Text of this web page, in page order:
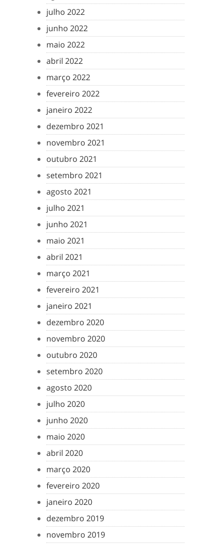
julho 2022
junho 2022
maio 2022
abril 2022
março 2022
fevereiro 2022
janeiro 2022
dezembro 2021
novembro 2021
outubro 2021
setembro 2021
agosto 2021
julho 2021
junho 2021
maio 2021
abril 2021
março 2021
fevereiro 2021
janeiro 2021
dezembro 2020
novembro 2020
outubro 2020
setembro 2020
agosto 2020
julho 2020
junho 2020
maio 2020
abril 2020
março 2020
fevereiro 2020
janeiro 2020
dezembro 2019
novembro 2019